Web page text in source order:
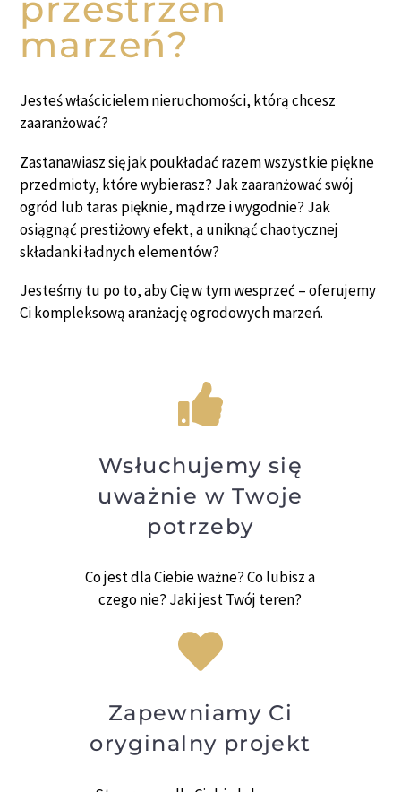
marzeń?
Jesteś właścicielem nieruchomości, którą chcesz
zaaranżować?
Zastanawiasz się jak poukładać razem wszystkie piękne
przedmioty, które wybierasz? Jak zaaranżować swój
ogród lub taras pięknie, mądrze i wygodnie? Jak
osiągnąć prestiżowy efekt, a uniknąć chaotycznej
składanki ładnych elementów?
Jesteśmy tu po to, aby Cię w tym wesprzeć – oferujemy
Ci kompleksową aranżację ogrodowych marzeń.
Wsłuchujemy się
uważnie w Twoje
potrzeby
Co jest dla Ciebie ważne? Co lubisz a
czego nie? Jaki jest Twój teren?
Zapewniamy Ci
oryginalny projekt